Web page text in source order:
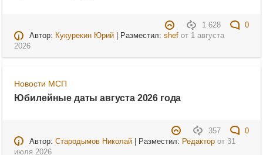
1 628
0
Автор: Кукурекин Юрий| Разместил: shefот 1 августа
2026
Новости МСП
Юбилейные даты августа 2026 года
357
0
Автор: Стародымов Николай| Разместил: Редакторот 31
июля 2026